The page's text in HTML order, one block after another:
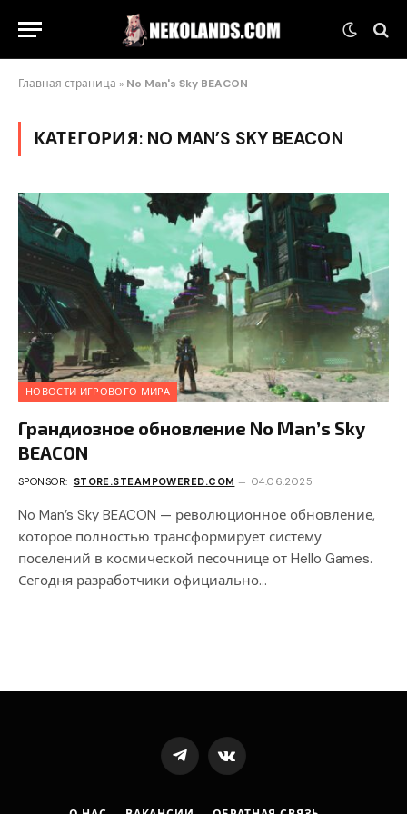
Главная страница » No Man's Sky BEACON
КАТЕГОРИЯ: NO MAN’S SKY BEACON
НОВОСТИ ИГРОВОГО МИРА
Грандиозное обновление No Man’s Sky
BEACON
SPONSOR: STORE.STEAMPOWERED.COM 04.06.2025
No Man’s Sky BEACON — революционное обновление,
которое полностью трансформирует систему
поселений в космической песочнице от Hello Games.
Сегодня разработчики официально…
TelegramVKontakte